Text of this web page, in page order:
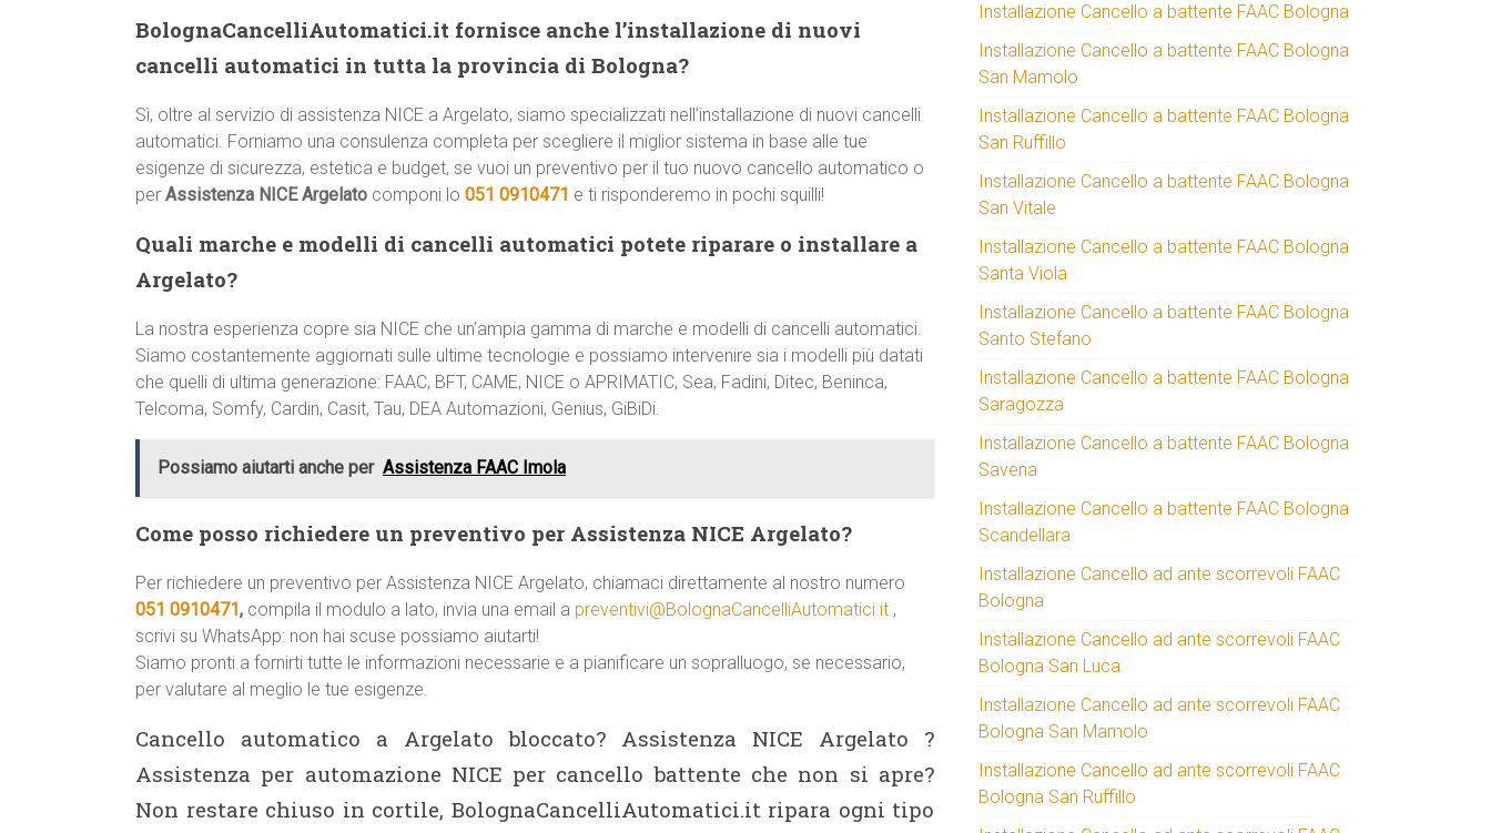
BolognaCancelliAutomatici.it fornisce anche l’installazione di nuovi
cancelli automatici in tutta la provincia di Bologna?
Sì, oltre al servizio di assistenza NICE a Argelato, siamo specializzati nell’installazione di nuovi cancelli
automatici. Forniamo una consulenza completa per scegliere il miglior sistema in base alle tue
esigenze di sicurezza, estetica e budget, se vuoi un preventivo per il tuo nuovo cancello automatico o
per Assistenza NICE Argelato componi lo 051 0910471 e ti risponderemo in pochi squilli!
Quali marche e modelli di cancelli automatici potete riparare o installare a
Argelato?
La nostra esperienza copre sia NICE che un’ampia gamma di marche e modelli di cancelli automatici.
Siamo costantemente aggiornati sulle ultime tecnologie e possiamo intervenire sia i modelli più datati
che quelli di ultima generazione: FAAC, BFT, CAME, NICE o APRIMATIC, Sea, Fadini, Ditec, Beninca,
Telcoma, Somfy, Cardin, Casit, Tau, DEA Automazioni, Genius, GiBiDi.
Possiamo aiutarti anche per Assistenza FAAC Imola
Come posso richiedere un preventivo per Assistenza NICE Argelato?
Per richiedere un preventivo per Assistenza NICE Argelato, chiamaci direttamente al nostro numero
051 0910471, compila il modulo a lato, invia una email a preventivi@BolognaCancelliAutomatici.it ,
scrivi su WhatsApp: non hai scuse possiamo aiutarti!
Siamo pronti a fornirti tutte le informazioni necessarie e a pianificare un sopralluogo, se necessario,
per valutare al meglio le tue esigenze.
Cancello automatico a Argelato bloccato? Assistenza NICE Argelato ?
Assistenza per automazione NICE per cancello battente che non si apre?
Non restare chiuso in cortile, BolognaCancelliAutomatici.it ripara ogni tipo
Installazione Cancello a battente FAAC Bologna
Installazione Cancello a battente FAAC Bologna
San Mamolo
Installazione Cancello a battente FAAC Bologna
San Ruffillo
Installazione Cancello a battente FAAC Bologna
San Vitale
Installazione Cancello a battente FAAC Bologna
Santa Viola
Installazione Cancello a battente FAAC Bologna
Santo Stefano
Installazione Cancello a battente FAAC Bologna
Saragozza
Installazione Cancello a battente FAAC Bologna
Savena
Installazione Cancello a battente FAAC Bologna
Scandellara
Installazione Cancello ad ante scorrevoli FAAC
Bologna
Installazione Cancello ad ante scorrevoli FAAC
Bologna San Luca
Installazione Cancello ad ante scorrevoli FAAC
Bologna San Mamolo
Installazione Cancello ad ante scorrevoli FAAC
Bologna San Ruffillo